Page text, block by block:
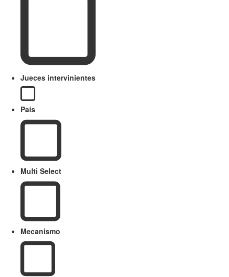
Jueces intervinientes
País
Multi Select
Mecanismo